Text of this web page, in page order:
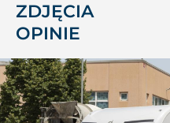
ZDJĘCIA
OPINIE